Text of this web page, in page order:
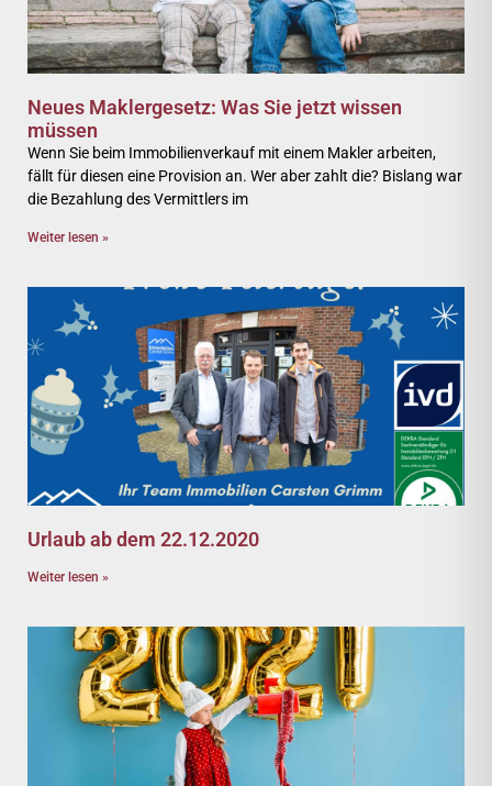
Neues Maklergesetz: Was Sie jetzt wissen
müssen
Wenn Sie beim Immobilienverkauf mit einem Makler arbeiten,
fällt für diesen eine Provision an. Wer aber zahlt die? Bislang war
die Bezahlung des Vermittlers im
Weiter lesen »
Urlaub ab dem 22.12.2020
Weiter lesen »